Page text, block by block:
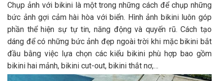
Chụp ảnh với bikini là một trong những cách để chụp những
bức ảnh gợi cảm hài hòa với biển. Hình ảnh bikini luôn góp
phần thể hiện sự tự tin, năng động và quyến rũ. Cách tạo
dáng để có những bức ảnh đẹp ngoài trời khi mặc bikini bắt
đầu bằng việc lựa chọn các kiểu bikini phù hợp bao gồm
bikini hai mảnh, bikini cut-out, bikini thắt nơ,…